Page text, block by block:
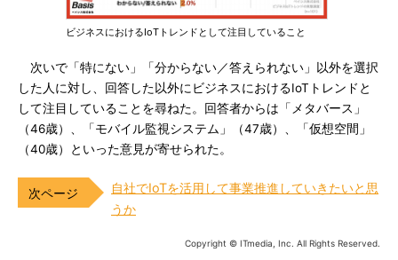
ビジネスにおけるIoTトレンドとして注目していること
次いで「特にない」「分からない／答えられない」以外を選択
した人に対し、回答した以外にビジネスにおけるIoTトレンドと
して注目していることを尋ねた。回答者からは「メタバース」
（46歳）、「モバイル監視システム」（47歳）、「仮想空間」
（40歳）といった意見が寄せられた。
自社でIoTを活用して事業推進していきたいと思
うか
Copyright © ITmedia, Inc. All Rights Reserved.